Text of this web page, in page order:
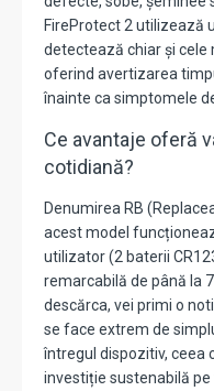
FireProtect 2 utilizează
detectează chiar și cele
oferind avertizarea
înainte ca simptomele
Ce avantaje oferă
cotidiană?
Denumirea RB
acest model
utilizator (2 baterii
remarcabilă de până la
descărca, vei primi o
se face extrem de
întregul dispozitiv, ceea
investiție sustenabilă